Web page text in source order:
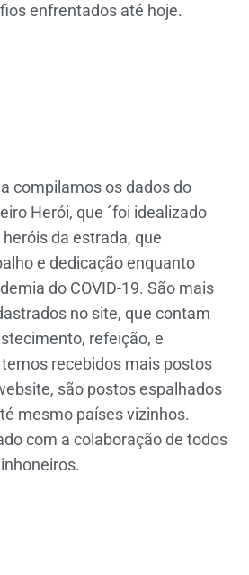
enfrentados até hoje.
compilamos os dados do
Herói, que ´foi idealizado
da estrada, que
e dedicação enquanto
do COVID-19. São mais
no site, que contam
refeição, e
recebidos mais postos
são postos espalhados
mesmo países vizinhos.
com a colaboração de todos